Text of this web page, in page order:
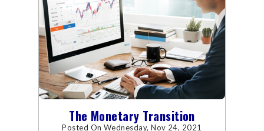
The Monetary Transition
Posted On Wednesday, Nov 24, 2021